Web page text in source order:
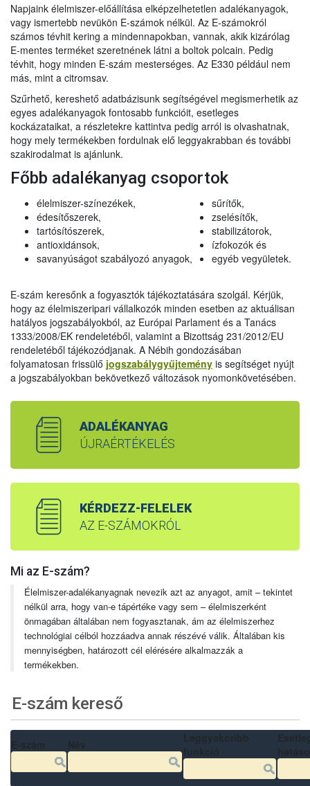
Napjaink élelmiszer-előállítása elképzelhetetlen adalékanyagok,
vagy ismertebb nevükön E-számok nélkül. Az E-számokról
számos tévhit kering a mindennapokban, vannak, akik kizárólag
E-mentes terméket szeretnének látni a boltok polcain. Pedig
tévhit, hogy minden E-szám mesterséges. Az E330 például nem
más, mint a citromsav.
Szűrhető, kereshető adatbázisunk segítségével megismerhetik az
egyes adalékanyagok fontosabb funkcióit, esetleges
kockázataikat, a részletekre kattintva pedig arról is olvashatnak,
hogy mely termékekben fordulnak elő leggyakrabban és további
szakirodalmat is ajánlunk.
Főbb adalékanyag csoportok
élelmiszer-színezékek,
édesítőszerek,
tartósítószerek,
antioxidánsok,
savanyúságot szabályozó anyagok,
sűrítők,
zselésítők,
stabilizátorok,
ízfokozók és
egyéb vegyületek.
E-szám keresőnk a fogyasztók tájékoztatására szolgál. Kérjük,
hogy az élelmiszeripari vállalkozók minden esetben az aktuálisan
hatályos jogszabályokból, az Európai Parlament és a Tanács
1333/2008/EK rendeletéből, valamint a Bizottság 231/2012/EU
rendeletéből tájékozódjanak. A Nébih gondozásában
folyamatosan frissülő jogszabálygyűjtemény is segítséget nyújt
a jogszabályokban bekövetkező változások nyomonkövetésében.
ADALÉKANYAG
ÚJRAÉRTÉKELÉS
KÉRDEZZ-FELELEK
AZ E-SZÁMOKRÓL
Mi az E-szám?
Élelmiszer-adalékanyagnak nevezik azt az anyagot, amit – tekintet
nélkül arra, hogy van-e tápértéke vagy sem – élelmiszerként
önmagában általában nem fogyasztanak, ám az élelmiszerhez
technológiai célból hozzáadva annak részévé válik. Általában kis
mennyiségben, határozott cél elérésére alkalmazzák a
termékekben.
E-szám kereső